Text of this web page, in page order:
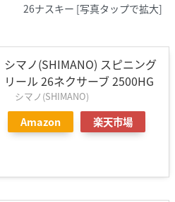
26ナスキー [写真タップで拡大]
シマノ(SHIMANO) スピニング
リール 26ネクサーブ 2500HG
シマノ(SHIMANO)
Amazon 楽天市場